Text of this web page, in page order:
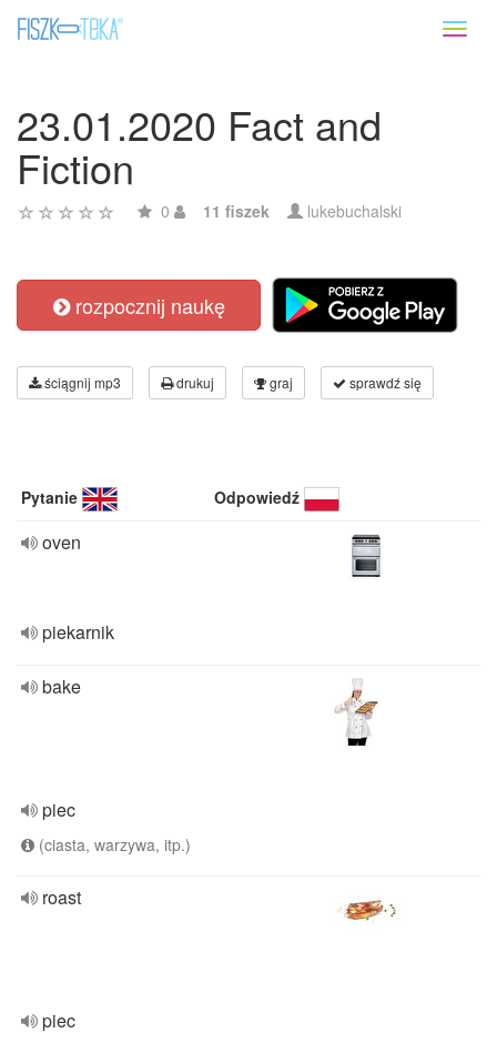
23.01.2020 Fact and
Fiction
0 11 fiszek lukebuchalski
rozpocznij naukę
ściągnij mp3 drukuj graj sprawdź się
Pytanie Odpowiedź
oven
piekarnik
bake
piec
(ciasta, warzywa, itp.)
roast
piec